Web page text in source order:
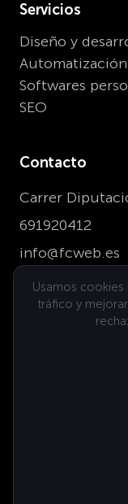
Servicios
Diseño y
Softwares
SEO
Contacto
Carrer
691920412
info@fcweb.es
Dónde estamos
Usamos
tráfico y